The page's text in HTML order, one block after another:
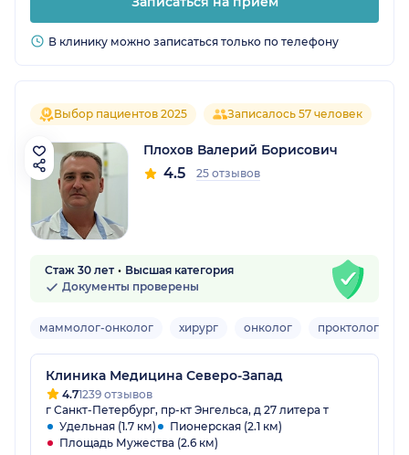
В клинику можно записаться только по телефону
Выбор пациентов 2025 Записалось 57 человек
Плохов Валерий Борисович
4.5 25 отзывов
Стаж 30 лет
Высшая категория
Документы проверены
маммолог-онколог хирург онколог проктолог
Клиника Медицина Северо-Запад
4.71239 отзывов
г Санкт-Петербург, пр-кт Энгельса, д 27 литера т
Удельная (1.7 км)
Пионерская (2.1 км)
Площадь Мужества (2.6 км)